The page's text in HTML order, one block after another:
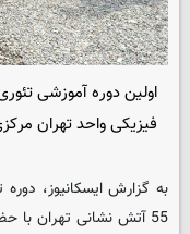
اولین دوره آموزشی
فیزیکی واحد تهران
به گزارش ایسکانیوز،
55 آتش نشانی تهران